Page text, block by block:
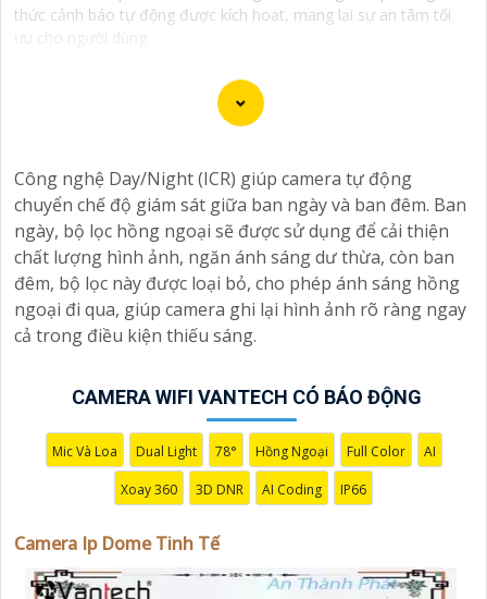
thức cảnh báo tự động được kích hoạt, mang lại sự an tâm tối
ưu cho người dùng.
Công nghệ Day/Night (ICR) giúp camera tự động
chuyển chế độ giám sát giữa ban ngày và ban đêm. Ban
ngày, bộ lọc hồng ngoại sẽ được sử dụng để cải thiện
chất lượng hình ảnh, ngăn ánh sáng dư thừa, còn ban
đêm, bộ lọc này được loại bỏ, cho phép ánh sáng hồng
ngoại đi qua, giúp camera ghi lại hình ảnh rõ ràng ngay
cả trong điều kiện thiếu sáng.
CAMERA WIFI VANTECH CÓ BÁO ĐỘNG
Mic Và Loa Dual Light 78° Hồng Ngoại Full Color AI
Xoay 360 3D DNR AI Coding IP66
Camera Ip Dome Tinh Tế